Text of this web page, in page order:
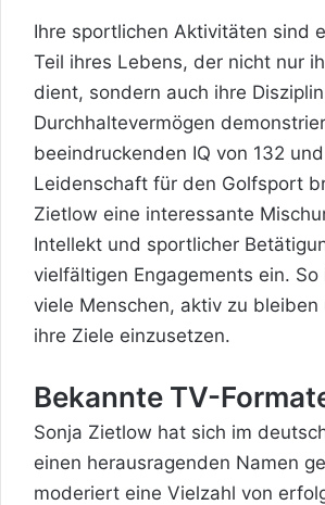
Ihre sportlichen Aktivitäten sind
Teil ihres Lebens, der nicht nur
dient, sondern auch ihre
Durchhaltevermögen
beeindruckenden IQ von 132
Leidenschaft für den Golfsport
Zietlow eine interessante
Intellekt und sportlicher
vielfältigen Engagements ein.
viele Menschen, aktiv zu
ihre Ziele einzusetzen.
Bekannte TV-
Sonja Zietlow hat sich im
einen herausragenden Namen
moderiert eine Vielzahl von